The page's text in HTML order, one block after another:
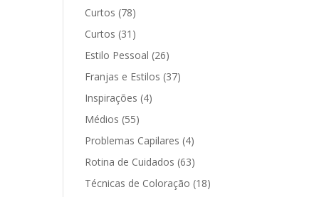
Curtos (78)
Curtos (31)
Estilo Pessoal (26)
Franjas e Estilos (37)
Inspirações (4)
Médios (55)
Problemas Capilares (4)
Rotina de Cuidados (63)
Técnicas de Coloração (18)